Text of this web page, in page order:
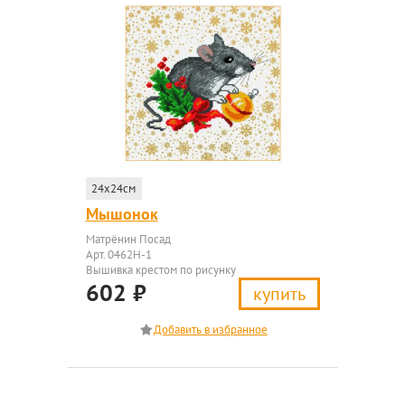
24x24см
Мышонок
Матрёнин Посад
Арт. 0462Н-1
Вышивка крестом по рисунку
602 ₽ купить